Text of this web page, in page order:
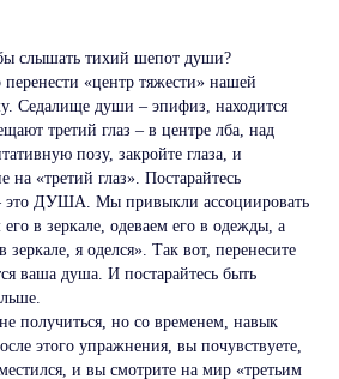
слышать тихий шепот души?
«центр тяжести» нашей
Седалище души – эпифиз, находится
третий глаз – в центре лба, над
позу, закройте глаза, и
на «третий глаз». Постарайтесь
это ДУША. Мы привыкли ассоциировать
в зеркале, одеваем его в одежды, а
я оделся». Так вот, перенесите
ваша душа. И постарайтесь быть
получиться, но со временем, навык
этого упражнения, вы почувствуете,
и вы смотрите на мир «третьим